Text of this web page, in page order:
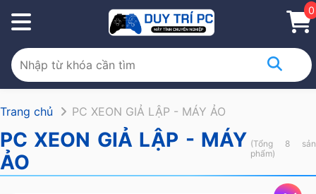
0
Trang chủ PC XEON GIẢ LẬP - MÁY ẢO
PC XEON GIẢ LẬP - MÁY
ẢO
(Tổng 8 sản
phẩm)